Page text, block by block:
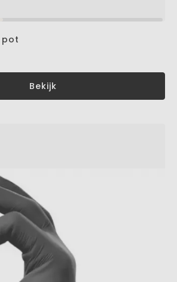
pot
Bekijk